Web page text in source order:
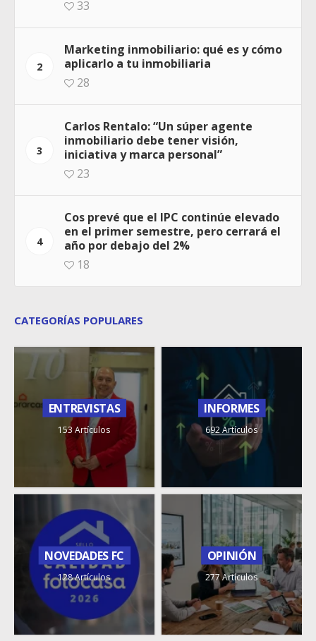
33
2
Marketing inmobiliario: qué es y cómo
aplicarlo a tu inmobiliaria
28
3
Carlos Rentalo: “Un súper agente
inmobiliario debe tener visión,
iniciativa y marca personal”
23
4
Cos prevé que el IPC continúe elevado
en el primer semestre, pero cerrará el
año por debajo del 2%
18
CATEGORÍAS POPULARES
ENTREVISTAS
153 Artículos
INFORMES
692 Artículos
NOVEDADES FC
128 Artículos
OPINIÓN
277 Artículos